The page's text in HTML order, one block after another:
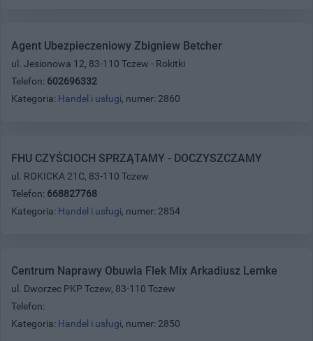
Agent Ubezpieczeniowy Zbigniew Betcher
ul. Jesionowa 12, 83-110 Tczew - Rokitki
Telefon: 602696332
Kategoria: Handel i usługi, numer: 2860
FHU CZYŚCIOCH SPRZĄTAMY - DOCZYSZCZAMY
ul. ROKICKA 21C, 83-110 Tczew
Telefon: 668827768
Kategoria: Handel i usługi, numer: 2854
Centrum Naprawy Obuwia Flek Mix Arkadiusz Lemke
ul. Dworzec PKP Tczew, 83-110 Tczew
Telefon:
Kategoria: Handel i usługi, numer: 2850